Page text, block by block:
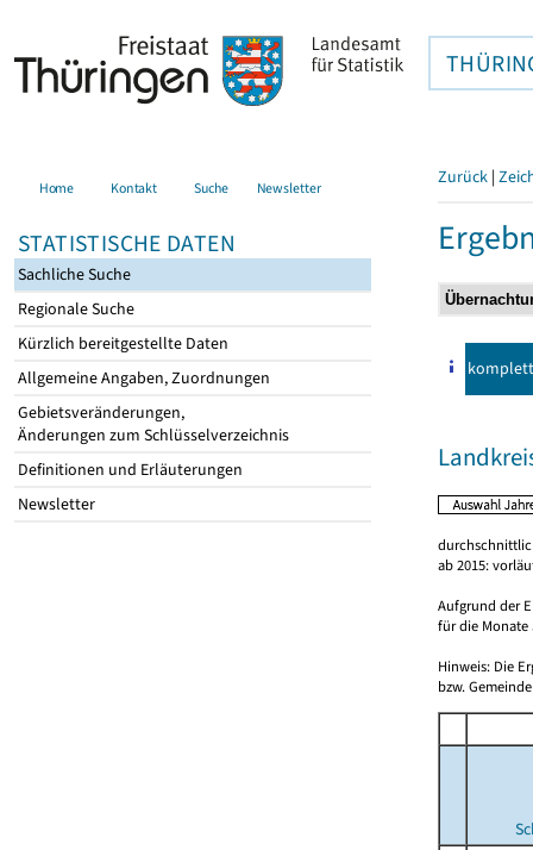
Home Kontakt Suche Newsletter
STATISTISCHE DATEN
Sachliche Suche
Regionale Suche
Kürzlich bereitgestellte Daten
Allgemeine Angaben, Zuordnungen
Gebietsveränderungen,
Änderungen zum Schlüsselverzeichnis
Definitionen und Erläuterungen
Newsletter
Zurück |
komplett
ab 2015:
Aufgrund der
für die Monate
Hinweis: Die
bzw.